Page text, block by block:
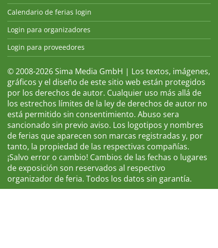
Calendario de ferias login
Login para organizadores
Login para proveedores
© 2008-2026 Sima Media GmbH | Los textos, imágenes,
gráficos y el diseño de este sitio web están protegidos
por los derechos de autor. Cualquier uso más allá de
los estrechos límites de la ley de derechos de autor no
está permitido sin consentimiento. Abuso sera
sancionado sin previo aviso. Los logotipos y nombres
de ferias que aparecen son marcas registradas y, por
tanto, la propiedad de las respectivas compañías.
¡Salvo error o cambio! Cambios de las fechas o lugares
de exposición son reservados al respectivo
organizador de feria. Todos los datos sin garantía.